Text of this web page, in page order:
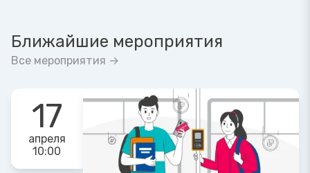
Ближайшие мероприятия
Все мероприятия →
17
апреля
10:00